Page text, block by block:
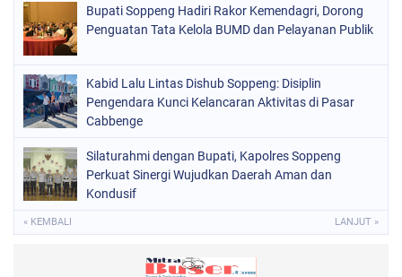
SOPPENG (1979)
SULSEL
Bupati Soppeng Hadiri Rakor Kemendagri, Dorong
Penguatan Tata Kelola BUMD dan Pelayanan Publik
Kabid Lalu Lintas Dishub Soppeng: Disiplin
Pengendara Kunci Kelancaran Aktivitas di Pasar
Cabbenge
Silaturahmi dengan Bupati, Kapolres Soppeng
Perkuat Sinergi Wujudkan Daerah Aman dan
Kondusif
« KEMBALI LANJUT »